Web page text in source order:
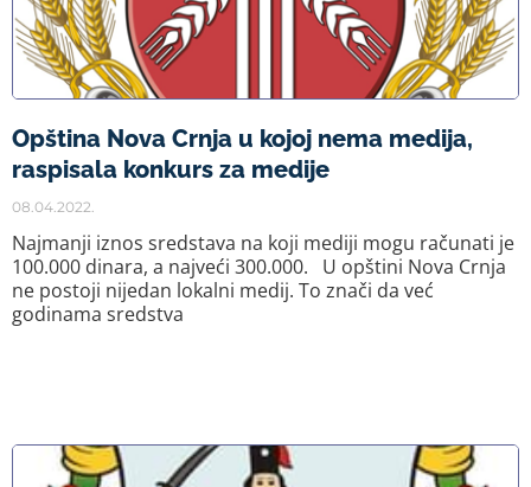
Opština Nova Crnja u kojoj nema medija,
raspisala konkurs za medije
08.04.2022.
Najmanji iznos sredstava na koji mediji mogu računati je
100.000 dinara, a najveći 300.000. U opštini Nova Crnja
ne postoji nijedan lokalni medij. To znači da već
godinama sredstva